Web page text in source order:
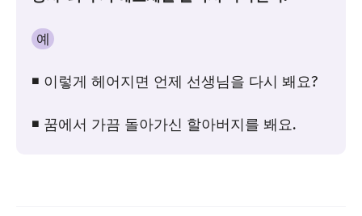
예
◾ 이렇게 헤어지면 언제 선생님을 다시 봬요?
◾ 꿈에서 가끔 돌아가신 할아버지를 봬요.